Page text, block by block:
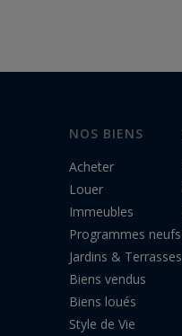
NOS BIENS
Acheter
Louer
Immeubles
Programmes neufs
Jardins & Terrasses
Biens vendus
Biens loués
Style de Vie